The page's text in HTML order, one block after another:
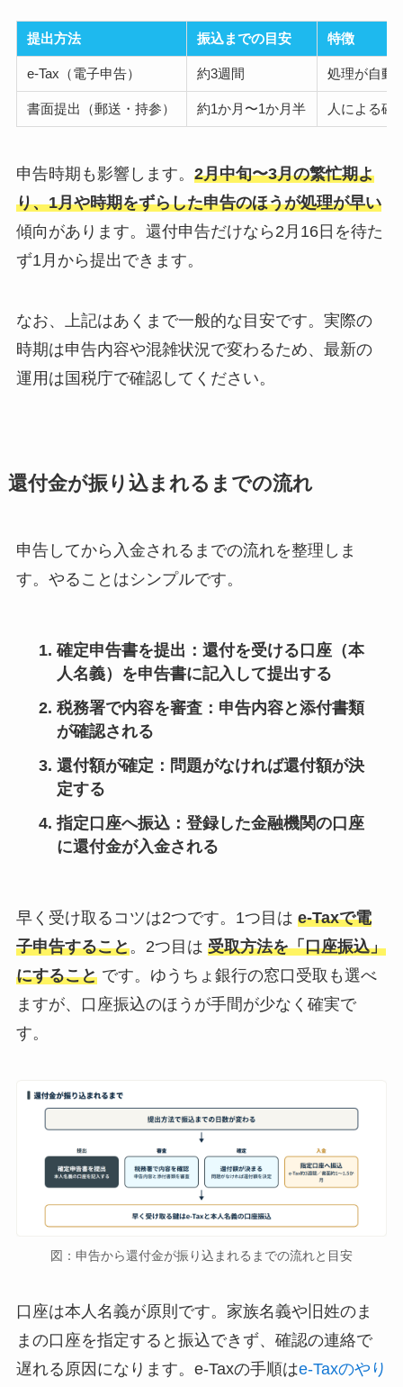
提出方法 振込までの目安 特徴
e-Tax（電子申告） 約3週間 処理が自動
書面提出（郵送・持参） 約1か月〜1か月半 人による確
申告時期も影響します。 2月中旬〜3月の繁忙期よ
り、1月や時期をずらした申告のほうが処理が早い
傾向があります。還付申告だけなら2月16日を待た
ず1月から提出できます。
なお、上記はあくまで一般的な目安です。実際の
時期は申告内容や混雑状況で変わるため、最新の
運用は国税庁で確認してください。
還付金が振り込まれるまでの流れ
申告してから入金されるまでの流れを整理しま
す。やることはシンプルです。
確定申告書を提出 ：還付を受ける口座（本
人名義）を申告書に記入して提出する
税務署で内容を審査：申告内容と添付書類
が確認される
還付額が確定 ：問題がなければ還付額が決
定する
指定口座へ振込：登録した金融機関の口座
に還付金が入金される
早く受け取るコツは2つです。1つ目は e-Taxで電
子申告すること。2つ目は 受取方法を「口座振込」
にすることです。ゆうちょ銀行の窓口受取も選べ
ますが、口座振込のほうが手間が少なく確実で
す。
図：申告から還付金が振り込まれるまでの流れと目安
口座は本人名義が原則です。家族名義や旧姓のま
まの口座を指定すると振込できず、確認の連絡で
遅れる原因になります。e-Taxの手順はe-Taxのやり